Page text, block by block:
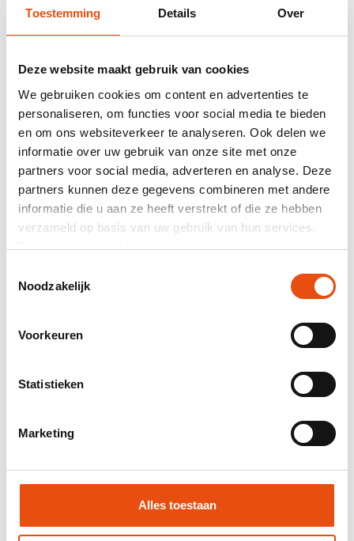
Toestemming Details Over
Deze website maakt gebruik van cookies
We gebruiken cookies om content en advertenties te
personaliseren, om functies voor social media te bieden
en om ons websiteverkeer te analyseren. Ook delen we
informatie over uw gebruik van onze site met onze
partners voor social media, adverteren en analyse. Deze
partners kunnen deze gegevens combineren met andere
informatie die u aan ze heeft verstrekt of die ze hebben
verzameld op basis van uw gebruik van hun services.
Bekijk hier decookiemelding.
Noodzakelijk
Voorkeuren
Statistieken
Marketing
Alles toestaan
5. Auflage
6. Lieferzeit
7. Design einreichen
Zusammenfassung
464 beurteilung
Gesamtpreis
Hilfe und Beratung durch unser Grafikstudio
Muster anfordern